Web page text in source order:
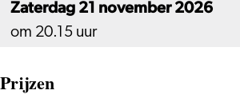
Zaterdag 21 november 2026
om 20.15 uur
Prijzen